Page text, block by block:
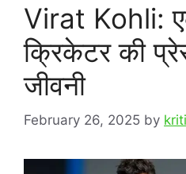
Virat Kohli:
क्रिकेटर की
जीवनी
February 26, 2025 by